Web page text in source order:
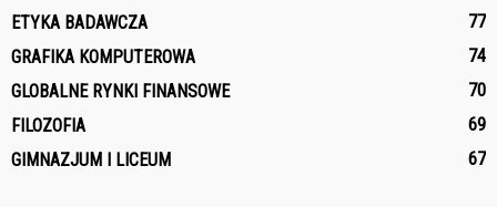
ETYKA BADAWCZA
77
GRAFIKA KOMPUTEROWA
74
GLOBALNE RYNKI FINANSOWE
70
FILOZOFIA
69
GIMNAZJUM I LICEUM
67